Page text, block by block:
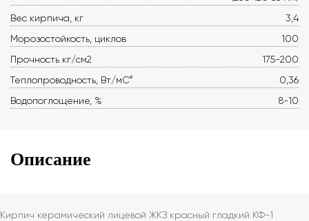
Вес кирпича, кг
3,4
Морозостойкость, циклов
100
Прочность кг/см2
175-200
Теплопроводность, Вт/мС°
0,36
Водопоглощение, %
8-10
Описание
Кирпич керамический лицевой ЖКЗ красный гладкий КФ-1